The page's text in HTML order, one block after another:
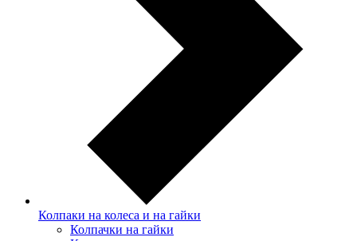
Колпаки на колеса и на гайки
Колпачки на гайки